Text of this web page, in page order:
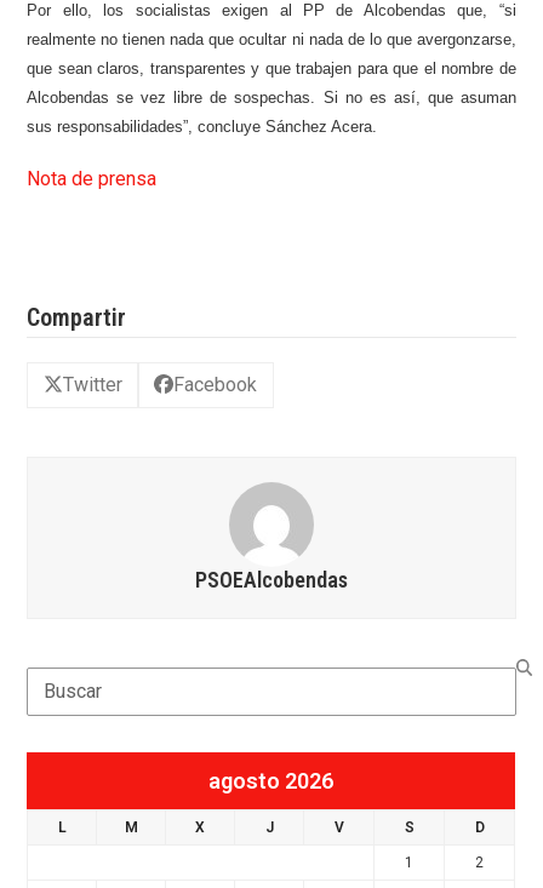
Por ello, los socialistas exigen al PP de Alcobendas que, “si
realmente no tienen nada que ocultar ni nada de lo que avergonzarse,
que sean claros, transparentes y que trabajen para que el nombre de
Alcobendas se vez libre de sospechas. Si no es así, que asuman
sus responsabilidades”, concluye Sánchez Acera.
Nota de prensa
Compartir
Twitter Facebook
PSOEAlcobendas
Search
agosto 2026
L M X J V S D
1 2